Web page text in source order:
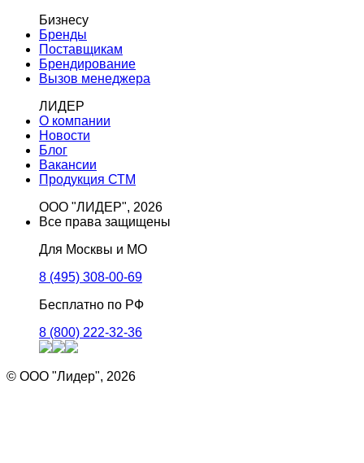
Бизнесу
Бренды
Поставщикам
Брендирование
Вызов менеджера
ЛИДЕР
О компании
Новости
Блог
Вакансии
Продукция СТМ
ООО "ЛИДЕР", 2026
Все права защищены
Для Москвы и МО
8 (495) 308-00-69
Бесплатно по РФ
8 (800) 222-32-36
© ООО "Лидер", 2026